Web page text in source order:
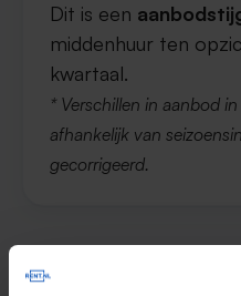
Dit is een
middenhuur ten
kwartaal.
* Verschillen in aanbod
afhankelijk van
gecorrigeerd.